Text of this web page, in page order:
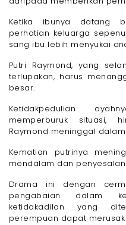
Ketika ibunya datang
perhatian keluarga
sang ibu lebih menyukai
Putri Raymond, yang
terlupakan, harus
besar.
Ketidakpedulian
memperburuk situasi,
Raymond meninggal
Kematian putrinya
mendalam dan
Drama ini dengan
pengabaian dalam
ketidakadilan yang
perempuan dapat